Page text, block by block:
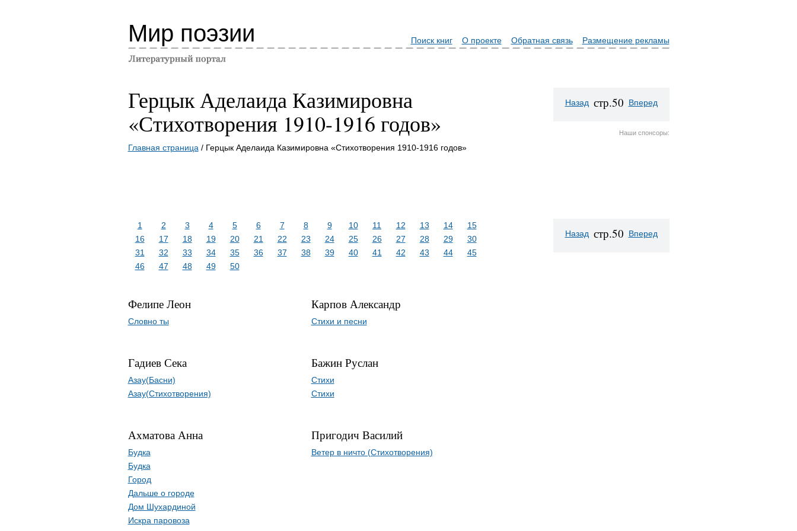
Мир поэзии Поиск книг О проекте Обратная связь Размещение рекламы
Герцык Аделаида Казимировна
«Стихотворения 1910-1916 годов»
Главная страница / Герцык Аделаида Казимировна «Стихотворения 1910-1916 годов»
Назад стр.50 Вперед
Наши спонсоры:
1 2 3 4 5 6 7 8 9 10 11 12 13 14
15
16
17 18 19 20 21 22 23 24 25 26 27 28 29
30
31
32 33 34 35 36 37 38 39 40 41 42 43 44
45
46
47 48 49 50
Фелипе Леон
Словно ты
Гадиев Сека
Азау(Басни)
Азау(Стихотворения)
Ахматова Анна
Будка
Будка
Город
Дальше о городе
Дом Шухардиной
Искра паровоза
Карпов Александр
Стихи и песни
Бажин Руслан
Стихи
Стихи
Пригодич Василий
Ветер в ничто (Стихотворения)
Назад стр.50 Вперед